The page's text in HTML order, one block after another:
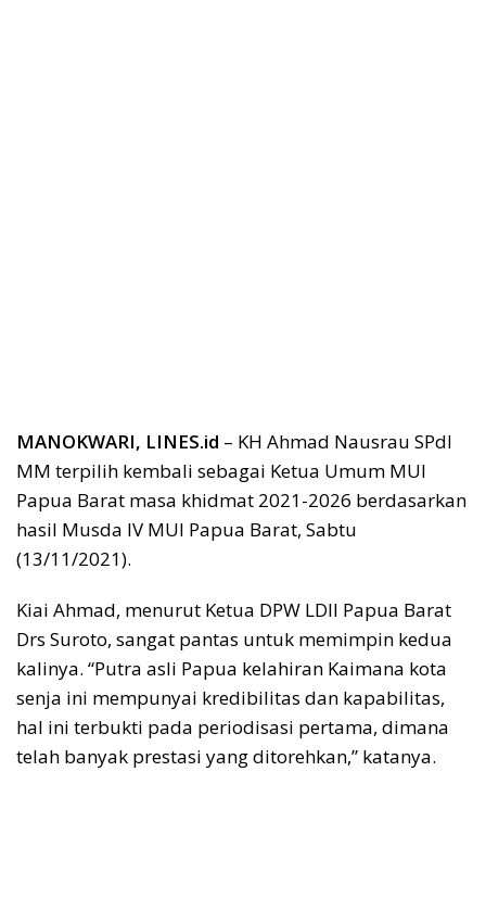
MANOKWARI, LINES.id – KH Ahmad Nausrau SPdI
MM terpilih kembali sebagai Ketua Umum MUI
Papua Barat masa khidmat 2021-2026 berdasarkan
hasil Musda IV MUI Papua Barat, Sabtu
(13/11/2021).
Kiai Ahmad, menurut Ketua DPW LDII Papua Barat
Drs Suroto, sangat pantas untuk memimpin kedua
kalinya. “Putra asli Papua kelahiran Kaimana kota
senja ini mempunyai kredibilitas dan kapabilitas,
hal ini terbukti pada periodisasi pertama, dimana
telah banyak prestasi yang ditorehkan,” katanya.